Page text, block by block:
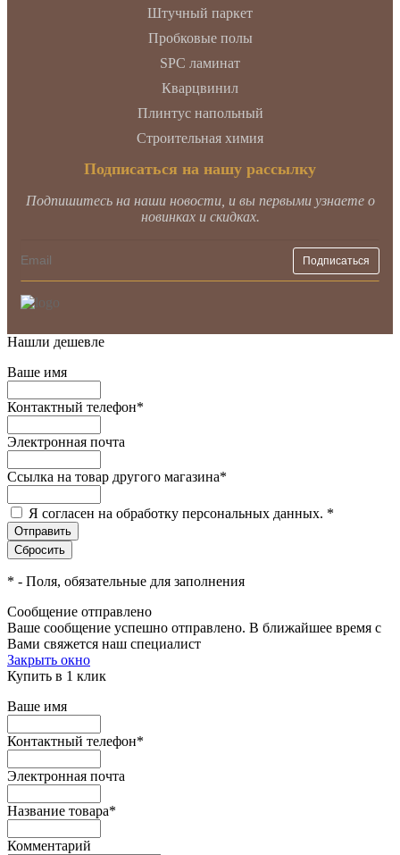
Штучный паркет
Пробковые полы
SPC ламинат
Кварцвинил
Плинтус напольный
Строительная химия
Подписаться на нашу рассылку
Подпишитесь на наши новости, и вы первыми узнаете о
новинках и скидках.
Нашли дешевле
Ваше имя
Контактный телефон*
Электронная почта
Ссылка на товар другого магазина*
Я согласен на обработку персональных данных. *
* - Поля, обязательные для заполнения
Сообщение отправлено
Ваше сообщение успешно отправлено. В ближайшее время с
Вами свяжется наш специалист
Закрыть окно
Купить в 1 клик
Ваше имя
Контактный телефон*
Электронная почта
Название товара*
Комментарий